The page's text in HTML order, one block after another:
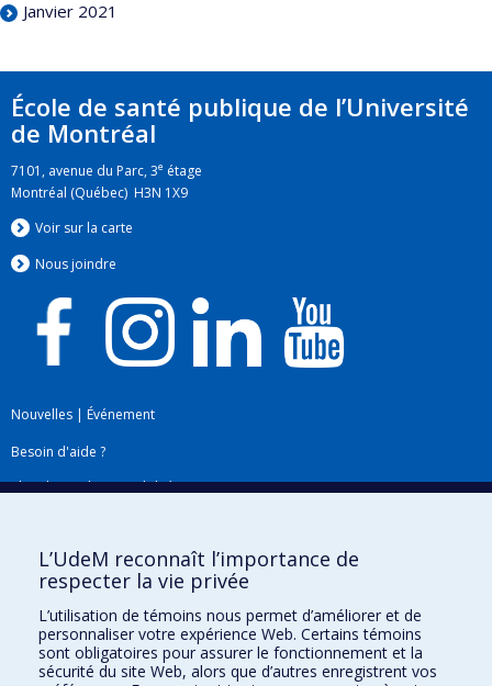
Janvier 2021
École de santé publique de l’Université
de Montréal
7101, avenue du Parc, 3e étage
Montréal (Québec) H3N 1X9
Voir sur la carte
Nous joindre
Nouvelles | Événement
Besoin d'aide ?
Plan du site|Accessibilité
Téléchargez les logos de l'ESPUM
L’UdeM reconnaît l’importance de
respecter la vie privée
L’utilisation de témoins nous permet d’améliorer et de
personnaliser votre expérience Web. Certains témoins
sont obligatoires pour assurer le fonctionnement et la
sécurité du site Web, alors que d’autres enregistrent vos